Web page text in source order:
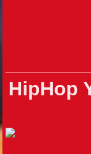
HipHop